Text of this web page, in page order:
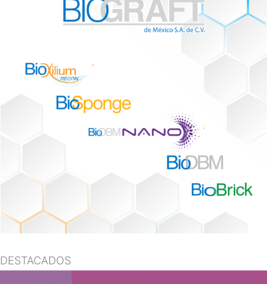
DESTACADOS